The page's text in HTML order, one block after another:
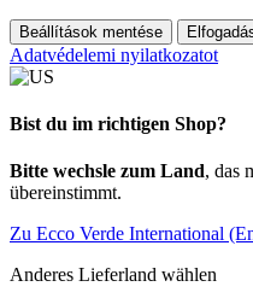
Beállítások mentése
Adatvédelemi nyilatkozatot
Bist du im richtigen Shop?
Bitte wechsle zum Land, das
übereinstimmt.
Zu Ecco Verde International
Anderes Lieferland wählen